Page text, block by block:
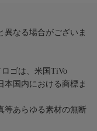
異なる場合がございま
ゴは、米国TiVo
本国内における商標ま
等あらゆる素材の無断